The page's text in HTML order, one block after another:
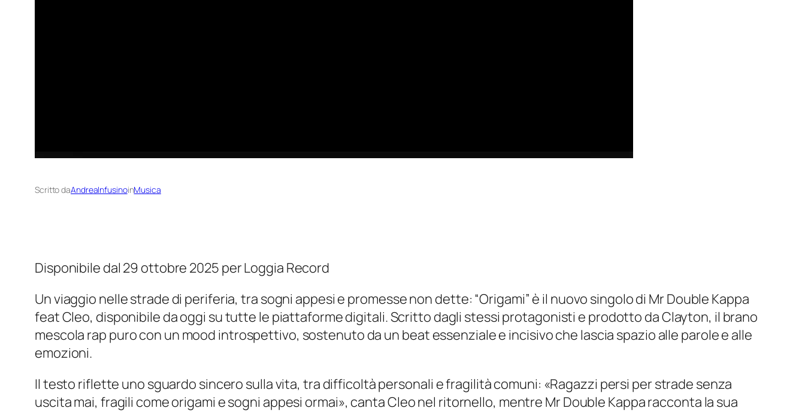
Scritto daAndreaInfusinoinMusica
Disponibile dal 29 ottobre 2025 per Loggia Record
Un viaggio nelle strade di periferia, tra sogni appesi e promesse non dette: “Origami” è il nuovo singolo di Mr Double Kappa
feat Cleo, disponibile da oggi su tutte le piattaforme digitali. Scritto dagli stessi protagonisti e prodotto da Clayton, il brano
mescola rap puro con un mood introspettivo, sostenuto da un beat essenziale e incisivo che lascia spazio alle parole e alle
emozioni.
Il testo riflette uno sguardo sincero sulla vita, tra difficoltà personali e fragilità comuni: «Ragazzi persi per strade senza
uscita mai, fragili come origami e sogni appesi ormai», canta Cleo nel ritornello, mentre Mr Double Kappa racconta la sua